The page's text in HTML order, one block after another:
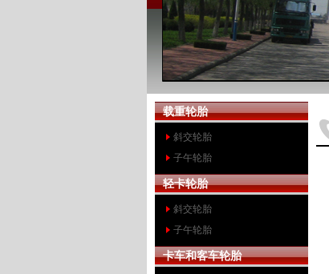
载重轮胎
斜交轮胎
子午轮胎
轻卡轮胎
斜交轮胎
子午轮胎
卡车和客车轮胎